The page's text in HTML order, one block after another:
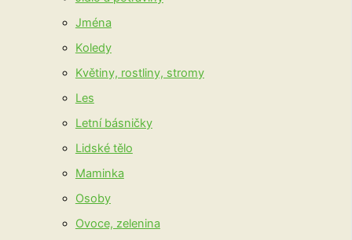
Jména
Koledy
Květiny, rostliny, stromy
Les
Letní básničky
Lidské tělo
Maminka
Osoby
Ovoce, zelenina